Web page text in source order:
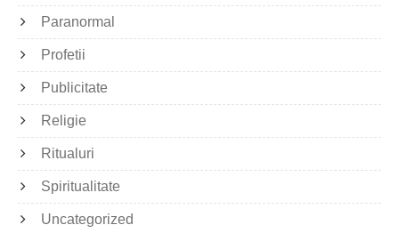
Paranormal
Profetii
Publicitate
Religie
Ritualuri
Spiritualitate
Uncategorized